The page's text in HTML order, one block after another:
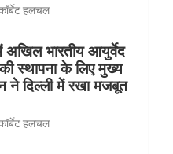
हलचल
भारतीय आयुर्वेद
स्थापना के लिए मुख्य
ने दिल्ली में रखा मजबूत
हलचल